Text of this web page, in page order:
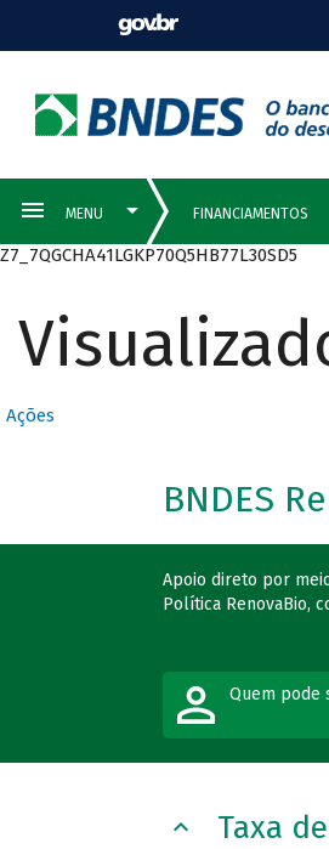
Z7_7QGCHA41LGKP70Q5HB77L30SD5
Ações
BNDES
Apoio direto por
Política RenovaBio,
Quem pode
Taxa